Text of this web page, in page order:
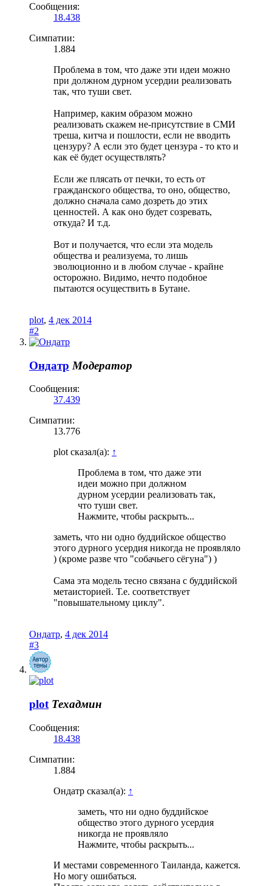
Сообщения:
18.438
Симпатии:
1.884
Проблема в том, что даже эти идеи можно
при должном дурном усердии реализовать
так, что туши свет.
Например, каким образом можно
реализовать скажем не-присутствие в СМИ
треша, китча и пошлости, если не вводить
цензуру? А если это будет цензура - то кто и
как её будет осуществлять?
Если же плясать от печки, то есть от
гражданского общества, то оно, общество,
должно сначала само дозреть до этих
ценностей. А как оно будет созревать,
откуда? И т.д.
Вот и получается, что если эта модель
общества и реализуема, то лишь
эволюционно и в любом случае - крайне
осторожно. Видимо, нечто подобное
пытаются осуществить в Бутане.
plot, 4 дек 2014
#2
Ондатр Модератор
Сообщения:
37.439
Симпатии:
13.776
plot сказал(а): ↑
Проблема в том, что даже эти
идеи можно при должном
дурном усердии реализовать так,
что туши свет.
Нажмите, чтобы раскрыть...
заметь, что ни одно буддийское общество
этого дурного усердия никогда не проявляло
) (кроме разве что "собачьего сёгуна") )
Сама эта модель тесно связана с буддийской
метаисторией. Т.е. соответствует
"повышательному циклу".
Ондатр, 4 дек 2014
#3
plot Техадмин
Сообщения:
18.438
Симпатии:
1.884
Ондатр сказал(а): ↑
заметь, что ни одно буддийское
общество этого дурного усердия
никогда не проявляло
Нажмите, чтобы раскрыть...
И местами современного Таиланда, кажется.
Но могу ошибаться.